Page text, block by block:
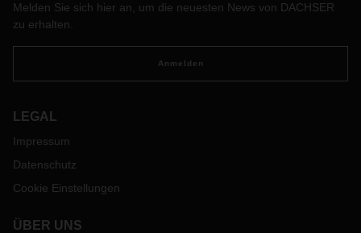
Melden Sie sich hier an, um die neuesten News von DACHSER
zu erhalten.
Anmelden
LEGAL
Impressum
Datenschutz
Cookie Einstellungen
ÜBER UNS